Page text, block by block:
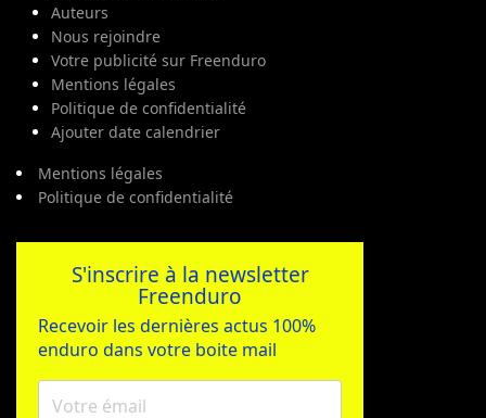
Auteurs
Nous rejoindre
Votre publicité sur Freenduro
Mentions légales
Politique de confidentialité
Ajouter date calendrier
Mentions légales
Politique de confidentialité
S'inscrire à la newsletter
Freenduro
Recevoir les dernières actus 100%
enduro dans votre boite mail